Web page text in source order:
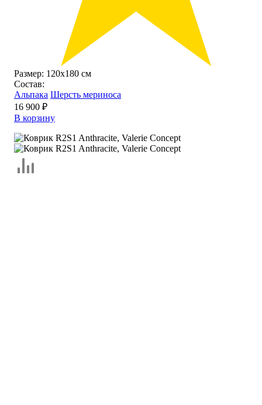
Размер: 120х180 см
Состав:
Альпака Шерсть мериноса
16 900 ₽
В корзину